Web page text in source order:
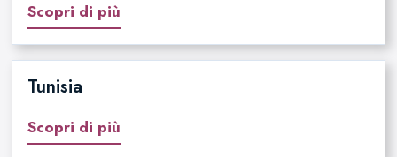
Scopri di più
Tunisia
Scopri di più